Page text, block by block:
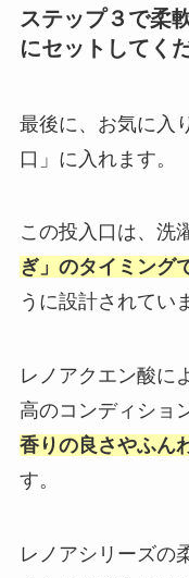
ステップ３で柔
にセットしてく
最後に、お気に入
口」に入れます。
この投入口は、洗
ぎ」のタイミング
うに設計されてい
レノアクエン酸に
高のコンディショ
香りの良さやふん
す。
レノアシリーズの